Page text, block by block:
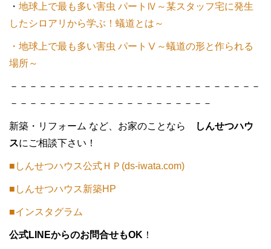
・ 地球上で最も多い害虫 パートⅣ～某スタッフ宅に発生
したシロアリから学ぶ！蟻道とは～
・地球上で最も多い害虫 パートⅤ～蟻道の形と作られる
場所～
－－－－－－－－－－－－－－－－－－－－－－－－－－
－－－－－－－－－－－－－－－－－－－－－
新築・リフォーム など、お家のことなら
しんせつハウ
スにご相談下さい！
■しんせつハウス公式ＨＰ(ds-iwata.com)
■しんせつハウス新築HP
■インスタグラム
公式LINEからのお問合せもOK ！